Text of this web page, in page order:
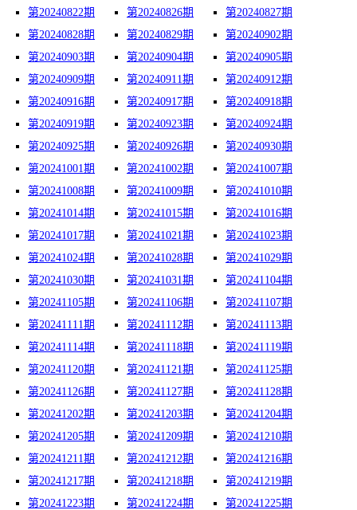
第20240822期
第20240826期
第20240827期
第20240828期
第20240829期
第20240902期
第20240903期
第20240904期
第20240905期
第20240909期
第20240911期
第20240912期
第20240916期
第20240917期
第20240918期
第20240919期
第20240923期
第20240924期
第20240925期
第20240926期
第20240930期
第20241001期
第20241002期
第20241007期
第20241008期
第20241009期
第20241010期
第20241014期
第20241015期
第20241016期
第20241017期
第20241021期
第20241023期
第20241024期
第20241028期
第20241029期
第20241030期
第20241031期
第20241104期
第20241105期
第20241106期
第20241107期
第20241111期
第20241112期
第20241113期
第20241114期
第20241118期
第20241119期
第20241120期
第20241121期
第20241125期
第20241126期
第20241127期
第20241128期
第20241202期
第20241203期
第20241204期
第20241205期
第20241209期
第20241210期
第20241211期
第20241212期
第20241216期
第20241217期
第20241218期
第20241219期
第20241223期
第20241224期
第20241225期